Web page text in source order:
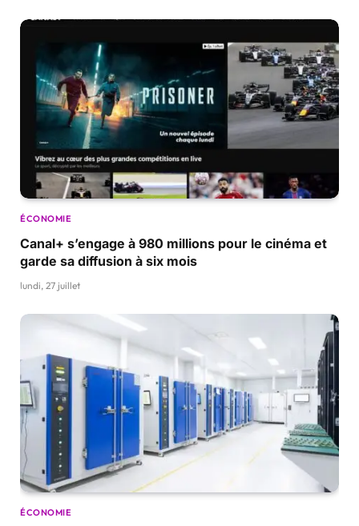
ÉCONOMIE
Canal+ s’engage à 980 millions pour le cinéma et
garde sa diffusion à six mois
lundi, 27 juillet
ÉCONOMIE